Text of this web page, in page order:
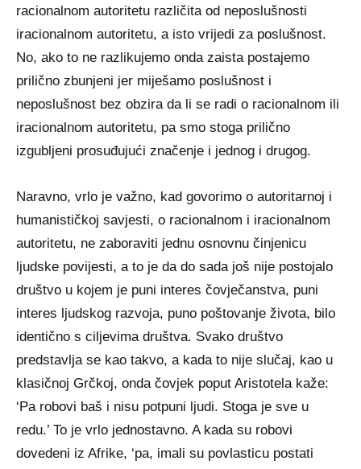
racionalnom autoritetu različita od neposlušnosti
iracionalnom autoritetu, a isto vrijedi za poslušnost.
No, ako to ne razlikujemo onda zaista postajemo
prilično zbunjeni jer miješamo poslušnost i
neposlušnost bez obzira da li se radi o racionalnom ili
iracionalnom autoritetu, pa smo stoga prilično
izgubljeni prosuđujući značenje i jednog i drugog.
Naravno, vrlo je važno, kad govorimo o autoritarnoj i
humanističkoj savjesti, o racionalnom i iracionalnom
autoritetu, ne zaboraviti jednu osnovnu činjenicu
ljudske povijesti, a to je da do sada još nije postojalo
društvo u kojem je puni interes čovječanstva, puni
interes ljudskog razvoja, puno poštovanje života, bilo
identično s ciljevima društva. Svako društvo
predstavlja se kao takvo, a kada to nije slučaj, kao u
klasičnoj Grčkoj, onda čovjek poput Aristotela kaže:
‘Pa robovi baš i nisu potpuni ljudi. Stoga je sve u
redu.’ To je vrlo jednostavno. A kada su robovi
dovedeni iz Afrike, ‘pa, imali su povlasticu postati